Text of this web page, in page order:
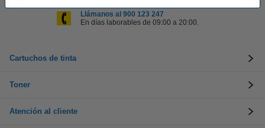
Llámanos al 900 123 247
En días laborables de 09:00 a 20:00.
Cartuchos de tinta
Toner
Atención al cliente